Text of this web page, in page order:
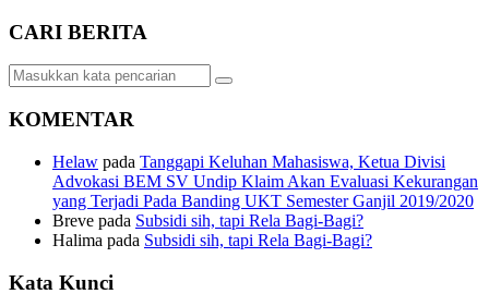
CARI BERITA
KOMENTAR
Helaw pada Tanggapi Keluhan Mahasiswa, Ketua Divisi
Advokasi BEM SV Undip Klaim Akan Evaluasi Kekurangan
yang Terjadi Pada Banding UKT Semester Ganjil 2019/2020
Breve pada Subsidi sih, tapi Rela Bagi-Bagi?
Halima pada Subsidi sih, tapi Rela Bagi-Bagi?
Kata Kunci